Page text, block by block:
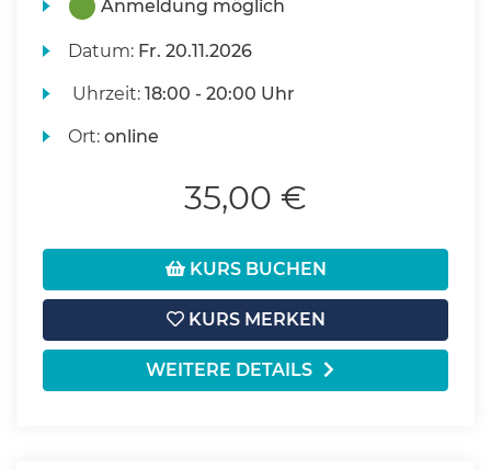
Anmeldung möglich
Datum: Fr. 20.11.2026
Uhrzeit:18:00 - 20:00 Uhr
Ort:online
35,00 €
KURS BUCHEN
KURS MERKEN
WEITERE DETAILS